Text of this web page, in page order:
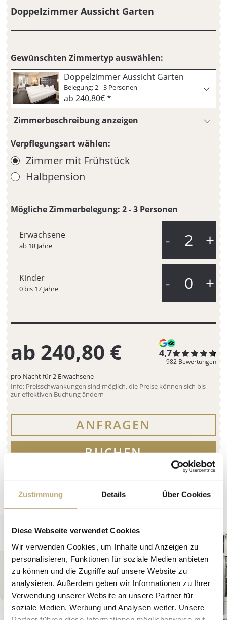
Zustimmung Details Über Cookies
Diese Webseite verwendet Cookies
Wir verwenden Cookies, um Inhalte und Anzeigen zu
personalisieren, Funktionen für soziale Medien anbieten
zu können und die Zugriffe auf unsere Website zu
analysieren. Außerdem geben wir Informationen zu Ihrer
Verwendung unserer Website an unsere Partner für
soziale Medien, Werbung und Analysen weiter. Unsere